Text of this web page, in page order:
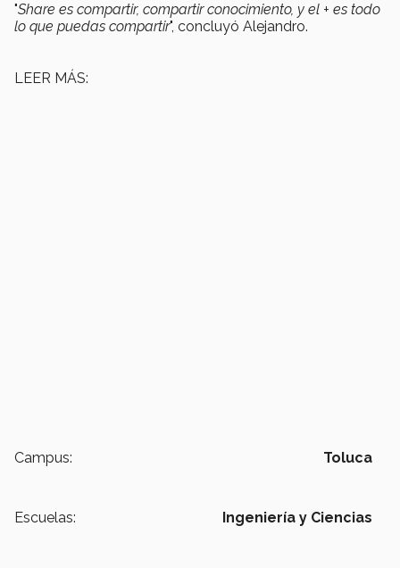
"Share es compartir, compartir conocimiento, y el + es todo
lo que puedas compartir", concluyó Alejandro.
LEER MÁS:
Campus: Toluca
Escuelas: Ingeniería y Ciencias